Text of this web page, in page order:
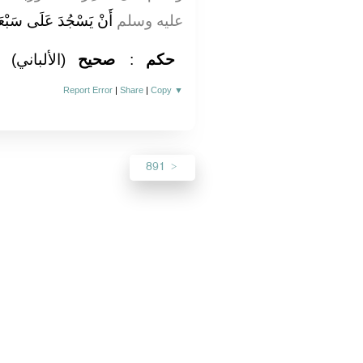
عليه وسلم
أَنْ يَسْجُدَ عَلَى
صحيح (الألباني) حكم :
Report Error |Share |Copy ▼
891